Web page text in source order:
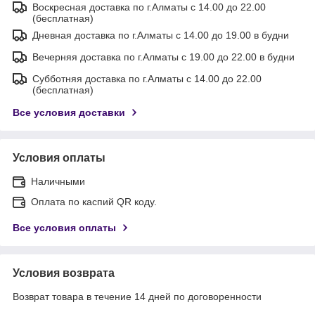
Воскресная доставка по г.Алматы с 14.00 до 22.00
(бесплатная)
Дневная доставка по г.Алматы с 14.00 до 19.00 в будни
Вечерняя доставка по г.Алматы с 19.00 до 22.00 в будни
Субботняя доставка по г.Алматы с 14.00 до 22.00
(бесплатная)
Все условия доставки
Условия оплаты
Наличными
Оплата по каспий QR коду.
Все условия оплаты
Условия возврата
Возврат товара в течение 14 дней по договоренности